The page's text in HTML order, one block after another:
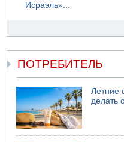
Исраэль»...
ПОТРЕБИТЕЛЬ
Летние
делать